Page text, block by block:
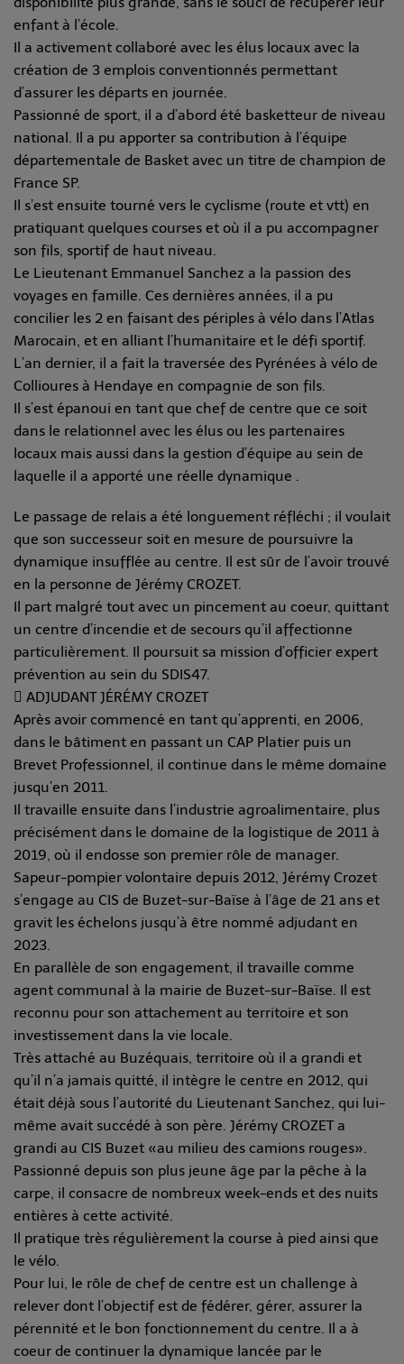
enfant à l’école.
Il a activement collaboré avec les élus locaux avec la
création de 3 emplois conventionnés permettant
d’assurer les départs en journée.
Passionné de sport, il a d’abord été basketteur de niveau
national. Il a pu apporter sa contribution à l’équipe
départementale de Basket avec un titre de champion de
France SP.
Il s’est ensuite tourné vers le cyclisme (route et vtt) en
pratiquant quelques courses et où il a pu accompagner
son fils, sportif de haut niveau.
Le Lieutenant Emmanuel Sanchez a la passion des
voyages en famille. Ces dernières années, il a pu
concilier les 2 en faisant des périples à vélo dans l’Atlas
Marocain, et en alliant l’humanitaire et le défi sportif.
L’an dernier, il a fait la traversée des Pyrénées à vélo de
Collioures à Hendaye en compagnie de son fils.
Il s’est épanoui en tant que chef de centre que ce soit
dans le relationnel avec les élus ou les partenaires
locaux mais aussi dans la gestion d’équipe au sein de
laquelle il a apporté une réelle dynamique .
Le passage de relais a été longuement réfléchi ; il voulait
que son successeur soit en mesure de poursuivre la
dynamique insufflée au centre. Il est sûr de l’avoir trouvé
en la personne de Jérémy CROZET.
Il part malgré tout avec un pincement au coeur, quittant
un centre d’incendie et de secours qu’il affectionne
particulièrement. Il poursuit sa mission d’officier expert
prévention au sein du SDIS47.
 ADJUDANT JÉRÉMY CROZET
Après avoir commencé en tant qu’apprenti, en 2006,
dans le bâtiment en passant un CAP Platier puis un
Brevet Professionnel, il continue dans le même domaine
jusqu’en 2011.
Il travaille ensuite dans l’industrie agroalimentaire, plus
précisément dans le domaine de la logistique de 2011 à
2019, où il endosse son premier rôle de manager.
Sapeur-pompier volontaire depuis 2012, Jérémy Crozet
s’engage au CIS de Buzet-sur-Baïse à l’âge de 21 ans et
gravit les échelons jusqu’à être nommé adjudant en
2023.
En parallèle de son engagement, il travaille comme
agent communal à la mairie de Buzet-sur-Baïse. Il est
reconnu pour son attachement au territoire et son
investissement dans la vie locale.
Très attaché au Buzéquais, territoire où il a grandi et
qu’il n’a jamais quitté, il intègre le centre en 2012, qui
était déjà sous l’autorité du Lieutenant Sanchez, qui lui-
même avait succédé à son père. Jérémy CROZET a
grandi au CIS Buzet «au milieu des camions rouges».
Passionné depuis son plus jeune âge par la pêche à la
carpe, il consacre de nombreux week-ends et des nuits
entières à cette activité.
Il pratique très régulièrement la course à pied ainsi que
le vélo.
Pour lui, le rôle de chef de centre est un challenge à
relever dont l’objectif est de fédérer, gérer, assurer la
pérennité et le bon fonctionnement du centre. Il a à
coeur de continuer la dynamique lancée par le